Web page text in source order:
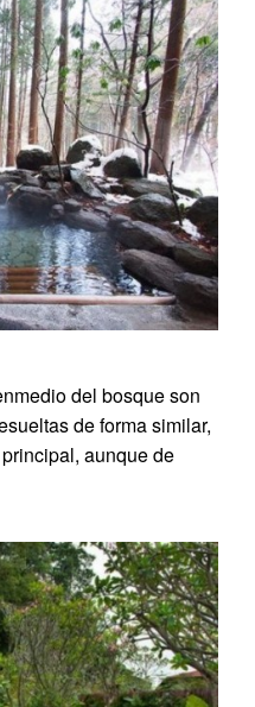
del bosque son
de forma similar,
aunque de